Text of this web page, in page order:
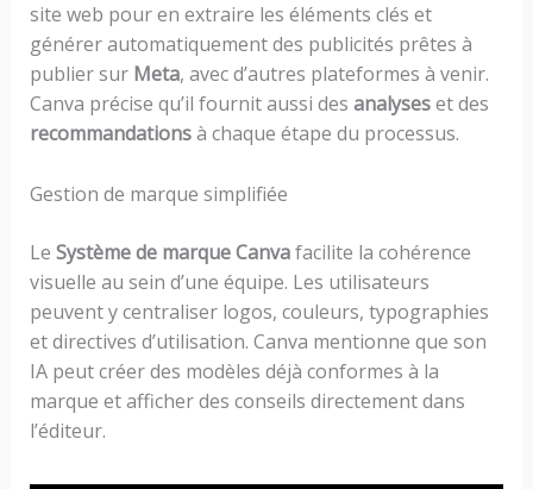
site web pour en extraire les éléments clés et
générer automatiquement des publicités prêtes à
publier sur Meta, avec d’autres plateformes à venir.
Canva précise qu’il fournit aussi des analyseset des
recommandationsà chaque étape du processus.
Gestion de marque simplifiée
Le Système de marque Canvafacilite la cohérence
visuelle au sein d’une équipe. Les utilisateurs
peuvent y centraliser logos, couleurs, typographies
et directives d’utilisation. Canva mentionne que son
IA peut créer des modèles déjà conformes à la
marque et afficher des conseils directement dans
l’éditeur.